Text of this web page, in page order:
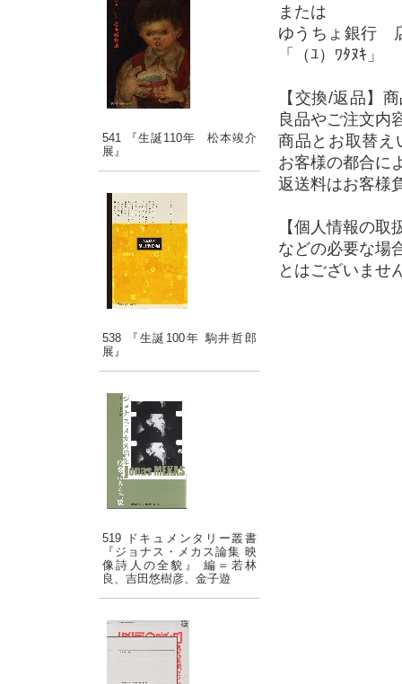
541 『生誕110年 松本竣介
展』
538 『生誕100年 駒井哲郎
展』
519 ドキュメンタリー叢書
『ジョナス・メカス論集 映
像詩人の全貌』 編＝若林
良、吉田悠樹彦、金子遊
または
ゆうちょ銀行
「（ﾕ）ﾜﾀﾇｷ」
【交換/返品】
良品やご注文内
商品とお取替え
お客様の都合に
返送料はお客様
【個人情報の
などの必要な場
とはございませ